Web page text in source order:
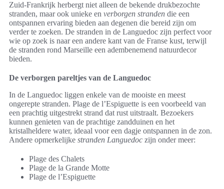
Zuid-Frankrijk herbergt niet alleen de bekende drukbezochte
stranden, maar ook unieke en verborgen stranden die een
ontspannen ervaring bieden aan degenen die bereid zijn om
verder te zoeken. De stranden in de Languedoc zijn perfect voor
wie op zoek is naar een andere kant van de Franse kust, terwijl
de stranden rond Marseille een adembenemend natuurdecor
bieden.
De verborgen pareltjes van de Languedoc
In de Languedoc liggen enkele van de mooiste en meest
ongerepte stranden. Plage de l’Espiguette is een voorbeeld van
een prachtig uitgestrekt strand dat rust uitstraalt. Bezoekers
kunnen genieten van de prachtige zandduinen en het
kristalheldere water, ideaal voor een dagje ontspannen in de zon.
Andere opmerkelijke stranden Languedoc zijn onder meer:
Plage des Chalets
Plage de la Grande Motte
Plage de l’Espiguette